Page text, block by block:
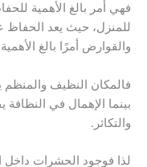
فهي أمر بالغ الأهمية
للمنزل، حيث يعد الحفاظ
والقوارض أمرًا بالغ
فالمكان النظيف
بينما الإهمال في النظافة
والتكاثر.
لذا فوجود الحشرات داخل